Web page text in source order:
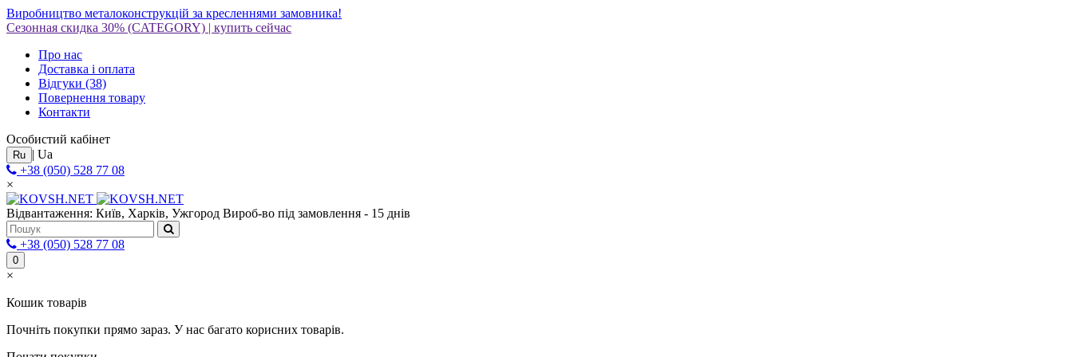
Виробництво металоконструкцій за кресленнями замовника!
Сезонная скидка 30% (CATEGORY) | купить сейчас
Про нас
Доставка і оплата
Відгуки (38)
Повернення товару
Контакти
Особистий кабінет
Ru | Ua
+38 (050) 528 77 08
×
Відвантаження: Київ, Харків, Ужгород Вироб-во під замовлення - 15 днів
+38 (050) 528 77 08
0
×
Кошик товарів
Почніть покупки прямо зараз. У нас багато корисних товарів.